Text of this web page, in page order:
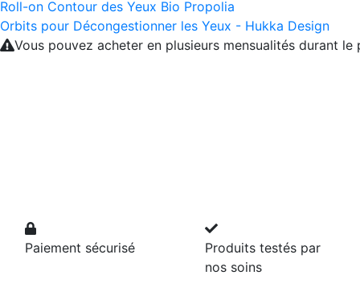
Roll-on Contour des Yeux Bio Propolia
Orbits pour Décongestionner les Yeux - Hukka Design
Vous pouvez acheter en plusieurs mensualités durant le
Paiement sécurisé
Produits testés par
nos soins